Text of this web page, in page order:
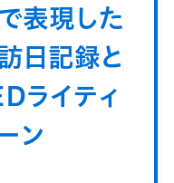
表現した
日記録と
ライティ
ン